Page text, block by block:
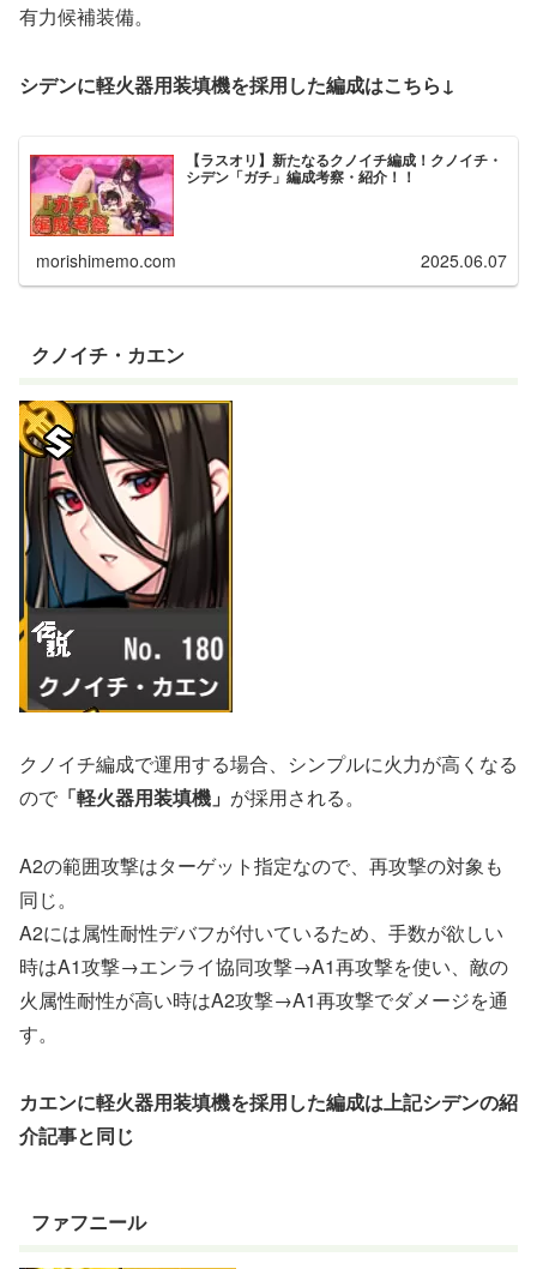
有力候補装備。
シデンに軽火器用装填機を採用した編成はこちら↓
【ラスオリ】新たなるクノイチ編成！クノイチ・
シデン「ガチ」編成考察・紹介！！
morishimemo.com 2025.06.07
クノイチ・カエン
クノイチ編成で運用する場合、シンプルに火力が高くなる
ので 「軽火器用装填機」 が採用される。
A2の範囲攻撃はターゲット指定なので、再攻撃の対象も
同じ。
A2には属性耐性デバフが付いているため、手数が欲しい
時はA1攻撃→エンライ協同攻撃→A1再攻撃を使い、敵の
火属性耐性が高い時はA2攻撃→A1再攻撃でダメージを通
す。
カエンに軽火器用装填機を採用した編成は上記シデンの紹
介記事と同じ
ファフニール